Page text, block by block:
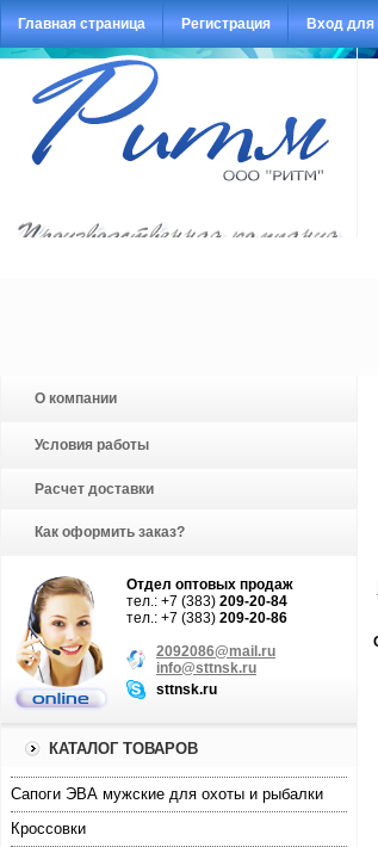
Главная страница Регистрация Вход для
О компании
Условия работы
Расчет доставки
Как оформить заказ?
Отдел оптовых продаж
тел.: +7 (383) 209-20-84
тел.: +7 (383) 209-20-86
2092086@mail.ru
info@sttnsk.ru
sttnsk.ru
КАТАЛОГ ТОВАРОВ
Cапоги ЭВА мужские для охоты и рыбалки
Кроссовки